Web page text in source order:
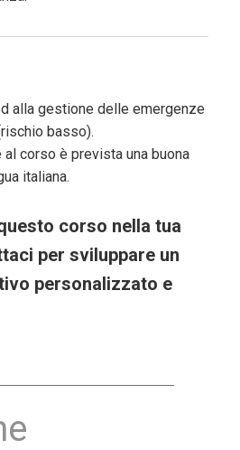
alla gestione delle emergenze
basso).
corso è prevista una buona
italiana.
corso nella tua
per sviluppare un
personalizzato e